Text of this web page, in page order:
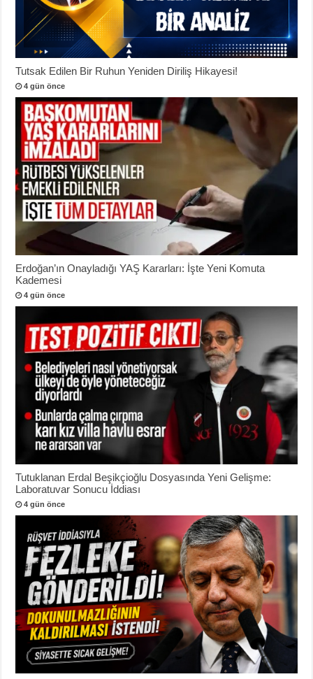
Tutsak Edilen Bir Ruhun Yeniden Diriliş Hikayesi!
4 gün önce
Erdoğan’ın Onayladığı YAŞ Kararları: İşte Yeni Komuta
Kademesi
4 gün önce
Tutuklanan Erdal Beşikçioğlu Dosyasında Yeni Gelişme:
Laboratuvar Sonucu İddiası
4 gün önce